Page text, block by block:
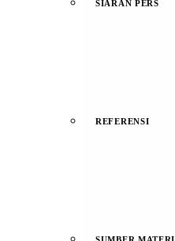
SIARAN PERS
REFERENSI